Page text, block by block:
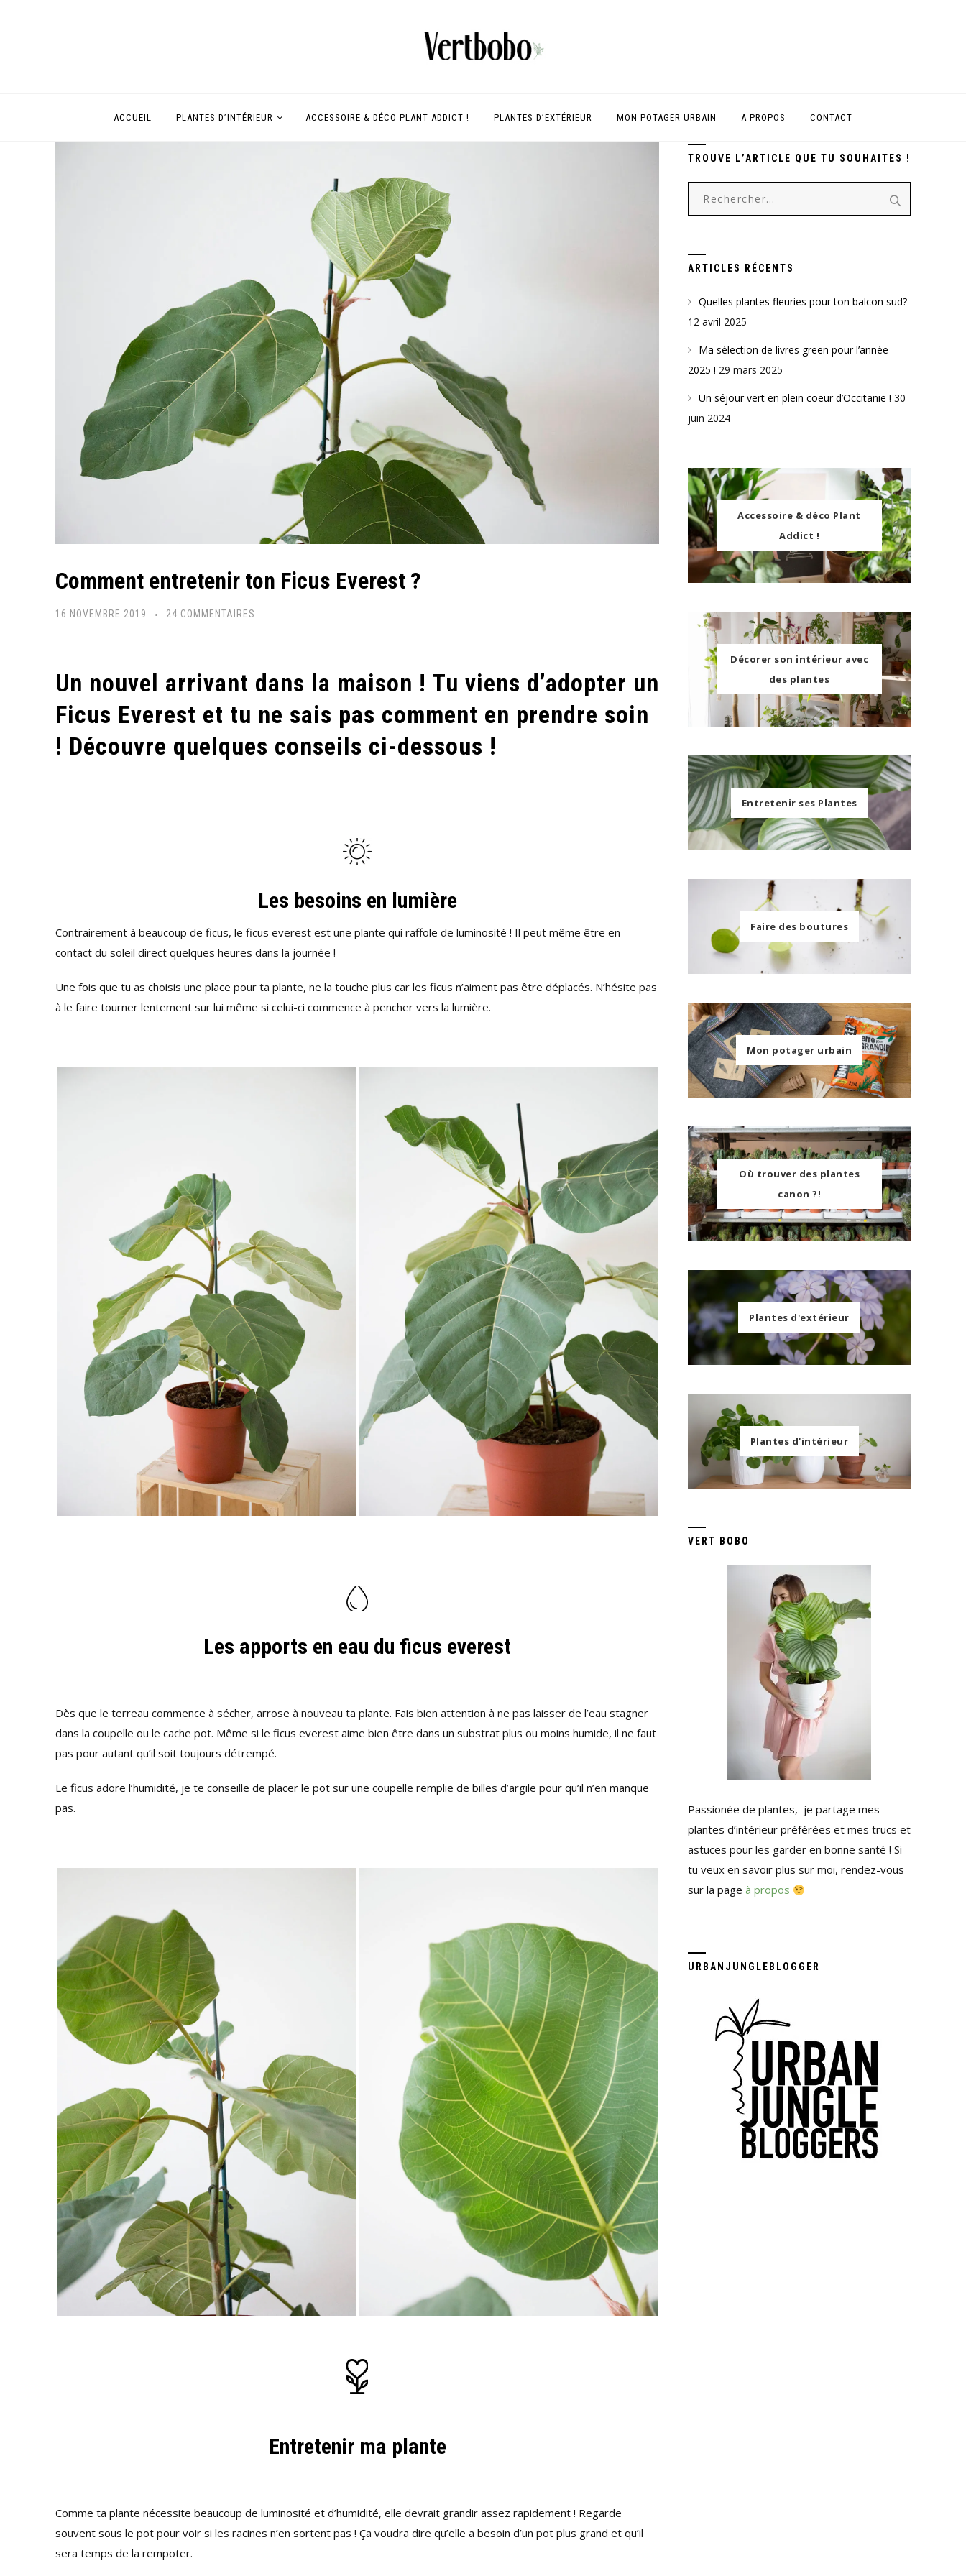
ACCUEIL PLANTES D’INTÉRIEUR ACCESSOIRE & DÉCO PLANT ADDICT ! PLANTES D’EXTÉRIEUR MON POTAGER URBAIN A PROPOS CONTACT
Comment entretenir ton Ficus Everest ?
16 NOVEMBRE 2019 24 COMMENTAIRES
TON
FICUS
EVEREST
Un nouvel arrivant dans la maison ! Tu viens d’adopter un
Ficus Everest et tu ne sais pas comment en prendre soin
! Découvre quelques conseils ci-dessous !
Les besoins en lumière
Contrairement à beaucoup de ficus, le ficus everest est une plante qui raffole de luminosité ! Il peut même être en
contact du soleil direct quelques heures dans la journée !
Une fois que tu as choisis une place pour ta plante, ne la touche plus car les ficus n’aiment pas être déplacés. N’hésite pas
à le faire tourner lentement sur lui même si celui-ci commence à pencher vers la lumière.
Les apports en eau du ficus everest
Dès que le terreau commence à sécher, arrose à nouveau ta plante. Fais bien attention à ne pas laisser de l’eau stagner
dans la coupelle ou le cache pot. Même si le ficus everest aime bien être dans un substrat plus ou moins humide, il ne faut
pas pour autant qu’il soit toujours détrempé.
Le ficus adore l’humidité, je te conseille de placer le pot sur une coupelle remplie de billes d’argile pour qu’il n’en manque
pas.
Entretenir ma plante
Comme ta plante nécessite beaucoup de luminosité et d’humidité, elle devrait grandir assez rapidement ! Regarde
souvent sous le pot pour voir si les racines n’en sortent pas ! Ça voudra dire qu’elle a besoin d’un pot plus grand et qu’il
sera temps de la rempoter.
TROUVE L’ARTICLE QUE TU SOUHAITES !
Rechercher :
ARTICLES RÉCENTS
Quelles plantes fleuries pour ton balcon sud?
12 avril 2025
Ma sélection de livres green pour l’année
2025 ! 29 mars 2025
Un séjour vert en plein coeur d’Occitanie ! 30
juin 2024
Accessoire & déco Plant
Addict !
Décorer son intérieur avec
des plantes
Entretenir ses Plantes
Faire des boutures
Mon potager urbain
Où trouver des plantes
canon ?!
Plantes d'extérieur
Plantes d'intérieur
VERT BOBO
Passionée de plantes, je partage mes
plantes d’intérieur préférées et mes trucs et
astuces pour les garder en bonne santé ! Si
tu veux en savoir plus sur moi, rendez-vous
sur la page à propos
URBANJUNGLEBLOGGER